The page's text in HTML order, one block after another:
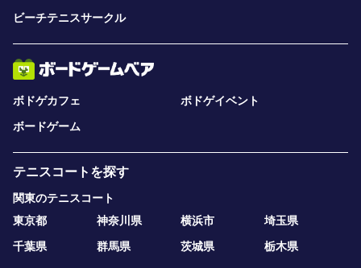
ビーチテニスサークル
ボドゲカフェ
ボドゲイベント
ボードゲーム
テニスコートを探す
関東のテニスコート
東京都
神奈川県 横浜市
埼玉県
千葉県
群馬県 茨城県 栃木県